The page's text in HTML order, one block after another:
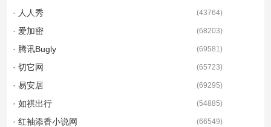
· 人人秀 (43764)
· 爱加密 (68203)
· 腾讯Bugly (69581)
· 切它网 (65723)
· 易安居 (69295)
· 如祺出行 (54885)
· 红袖添香小说网 (66549)